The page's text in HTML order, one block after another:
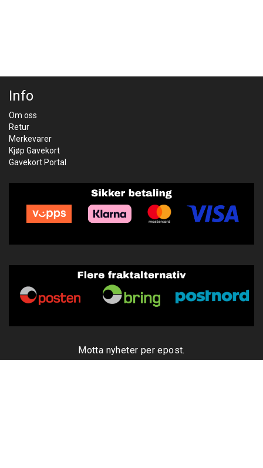
Info
Om oss
Retur
Merkevarer
Kjøp Gavekort
Gavekort Portal
Motta nyheter per epost.